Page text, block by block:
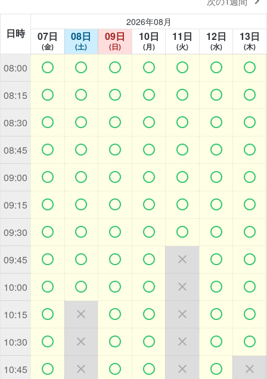
日時
2026年08月
07日
(金)
08日
(土)
09日
(日)
10日
(月)
11日
(火)
12日
(水)
13日
(木)
08:00       
08:15       
08:30       
08:45       
09:00       
09:15       
09:30       
09:45       
10:00       
10:15       
10:30       
10:45       